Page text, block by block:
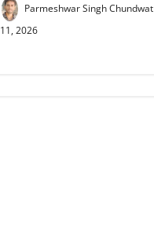
Parmeshwar Singh Chundwat
11, 2026